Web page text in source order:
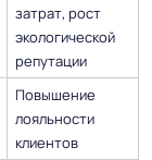
затрат, рост
экологической
репутации
Повышение
лояльности
клиентов